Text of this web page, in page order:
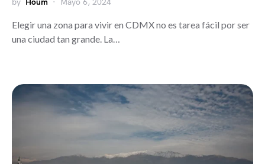
by Houm Mayo 6, 2024
Elegir una zona para vivir en CDMX no es tarea fácil por ser
una ciudad tan grande. La…